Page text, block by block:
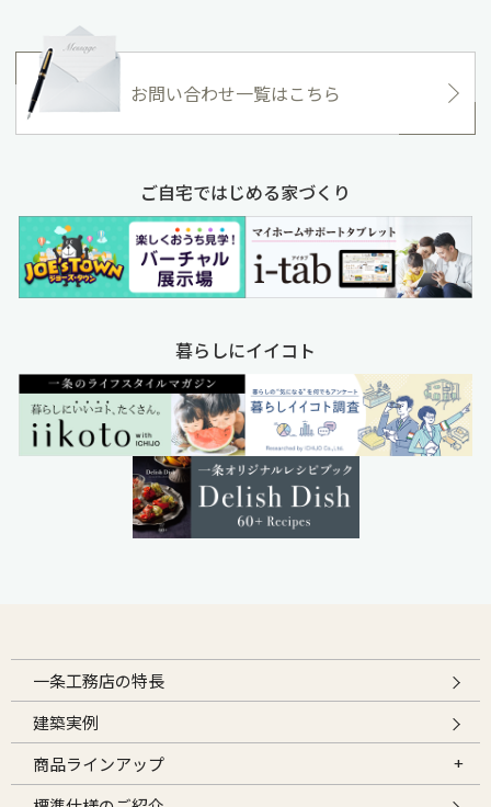
お問い合わせ一覧はこちら
ご自宅ではじめる家づくり
暮らしにイイコト
一条工務店の特長
建築実例
商品ラインアップ